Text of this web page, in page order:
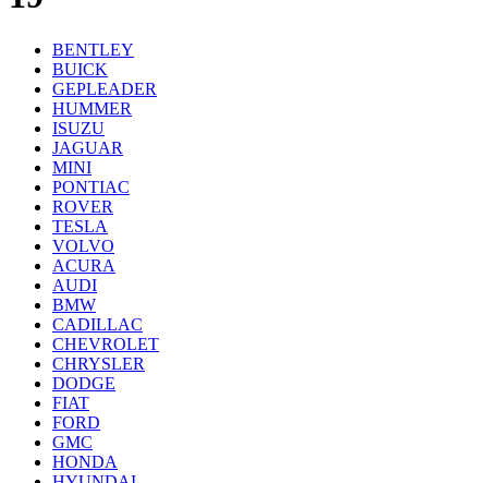
BENTLEY
BUICK
GEPLEADER
HUMMER
ISUZU
JAGUAR
MINI
PONTIAC
ROVER
TESLA
VOLVO
ACURA
AUDI
BMW
CADILLAC
CHEVROLET
CHRYSLER
DODGE
FIAT
FORD
GMC
HONDA